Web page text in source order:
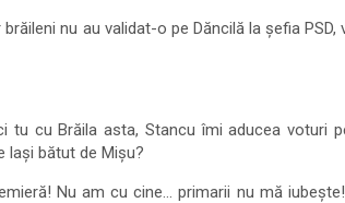
nu au validat-o pe Dăncilă la șefia
tu cu Brăila asta, Stancu îmi aducea voturi
lași bătut de Mișu?
Nu am cu cine… primarii nu mă